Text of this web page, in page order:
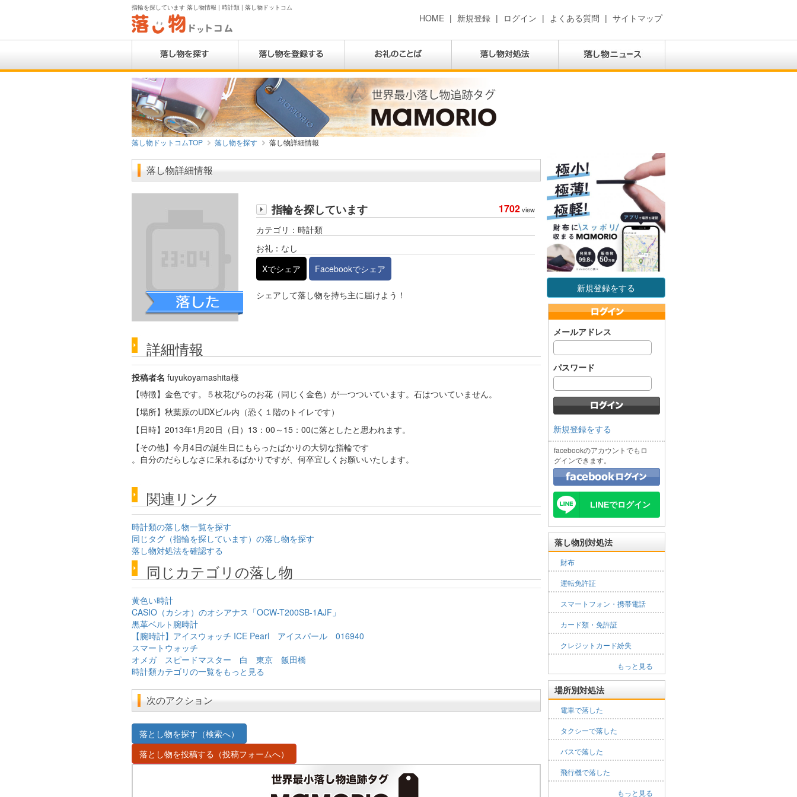
指輪を探しています 落し物情報 | 時計類 | 落し物ドットコム
HOME | 新規登録 | ログイン | よくある質問 | サイトマップ
落し物ドットコムTOP 落し物を探す 落し物詳細情報
新規登録をする
メールアドレス
パスワード
新規登録をする
facebookのアカウントでもロ
グインできます。
LINEでログイン
落し物別対処法
財布
運転免許証
スマートフォン・携帯電話
カード類・免許証
クレジットカード紛失
もっと見る
場所別対処法
電車で落した
タクシーで落した
バスで落した
飛行機で落した
もっと見る
落し物詳細情報
1702view
指輪を探しています
カテゴリ：時計類
お礼：なし
Xでシェア
Facebookでシェア
シェアして落し物を持ち主に届けよう！
詳細情報
投稿者名 fuyukoyamashita様
【特徴】金色です。５枚花びらのお花（同じく金色）が一つついています。石はついていません。
【場所】秋葉原のUDXビル内（恐く１階のトイレです）
【日時】2013年1月20日（日）13：00～15：00に落としたと思われます。
【その他】今月4日の誕生日にもらったばかりの大切な指輪です
。自分のだらしなさに呆れるばかりですが、何卒宜しくお願いいたします。
関連リンク
時計類の落し物一覧を探す
同じタグ（指輪を探しています）の落し物を探す
落し物対処法を確認する
同じカテゴリの落し物
黄色い時計
CASIO（カシオ）のオシアナス「OCW-T200SB-1AJF」
黒革ベルト腕時計
【腕時計】アイスウォッチ ICE Pearl アイスパール 016940
スマートウォッチ
オメガ スピードマスター 白 東京 飯田橋
時計類カテゴリの一覧をもっと見る
次のアクション
落とし物を探す（検索へ）
落とし物を投稿する（投稿フォームへ）